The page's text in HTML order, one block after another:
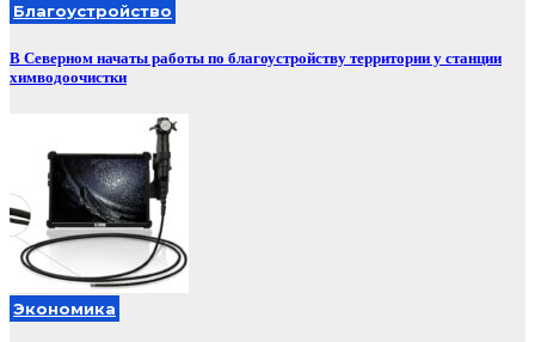
Благоустройство
В Северном начаты работы по благоустройству территории у станции
химводоочистки
Экономика